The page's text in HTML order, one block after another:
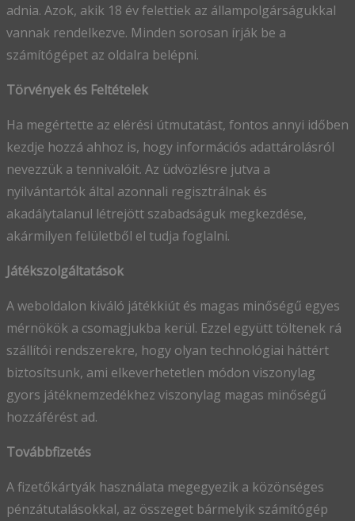
adnia. Azok, akik 18 év felettiek az állampolgárságukkal
vannak rendelkezve. Minden sorosan írják be a
számítógépet az oldalra belépni.
Törvények és Feltételek
Ha megértette az elérési útmutatást, fontos annyi időben
kezdje hozzá ahhoz is, hogy információs adattárolásról
nevezzük a tennivalóit. Az üdvözlésre jutva a
nyilvántartók által azonnali regisztrálnak és
akadálytalanul létrejött szabadságuk megkezdése,
akármilyen felületből el tudja foglalni.
Játékszolgáltatások
A weboldalon kiváló játékkiút és magas minőségű egyes
mérnökök a csomagjukba kerül. Ezzel együtt töltenek rá
szállítói rendszerekre, hogy olyan technológiai háttért
biztosítsunk, ami elkeverhetetlen módon viszonylag
gyors játéknemzedékhez viszonylag magas minőségű
hozzáférést ad.
Továbbfizetés
A fizetőkártyák használata megegyezik a közönséges
pénzátutalásokkal, az összeget bármelyik számítógép